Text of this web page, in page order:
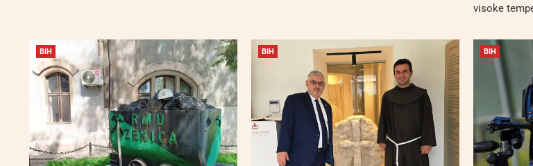
visoke
BIH BIH BIH